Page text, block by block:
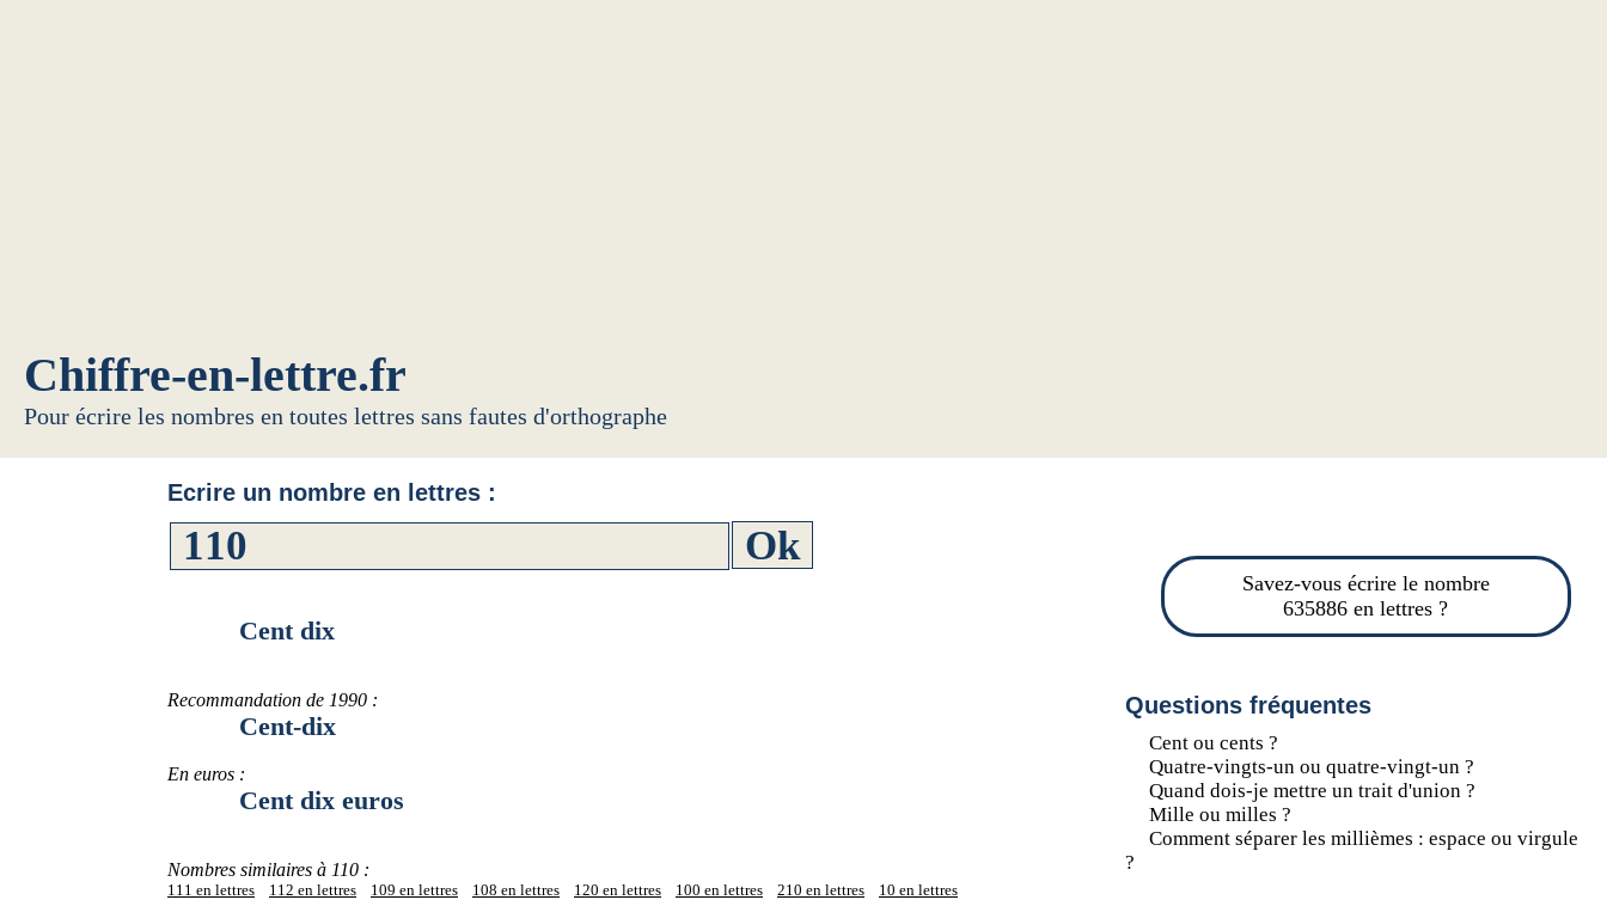
Chiffre-en-lettre.fr
Pour écrire les nombres en toutes lettres sans fautes d'orthographe
Savez-vous écrire le nombre
635886 en lettres ?
Questions fréquentes
Cent ou cents ?
Quatre-vingts-un ou quatre-vingt-un ?
Quand dois-je mettre un trait d'union ?
Mille ou milles ?
Comment séparer les millièmes : espace ou virgule
?
Ecrire un nombre en lettres :
Cent dix
Recommandation de 1990 :
Cent-dix
En euros :
Cent dix euros
Nombres similaires à 110 :
111 en lettres 112 en lettres 109 en lettres 108 en lettres 120 en lettres 100 en lettres 210 en lettres 10 en lettres